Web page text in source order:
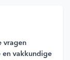
vragen
en vakkundige